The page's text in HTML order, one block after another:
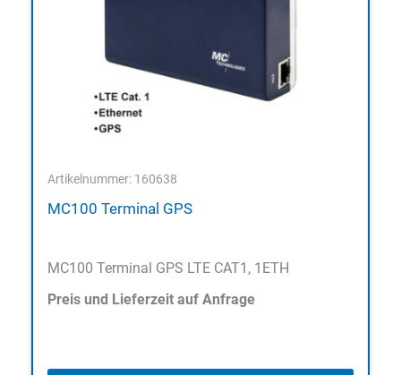
Artikelnummer: 160638
MC100 Terminal GPS
MC100 Terminal GPS LTE CAT1, 1ETH
Preis und Lieferzeit auf Anfrage